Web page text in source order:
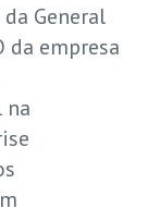
General
da empresa
na